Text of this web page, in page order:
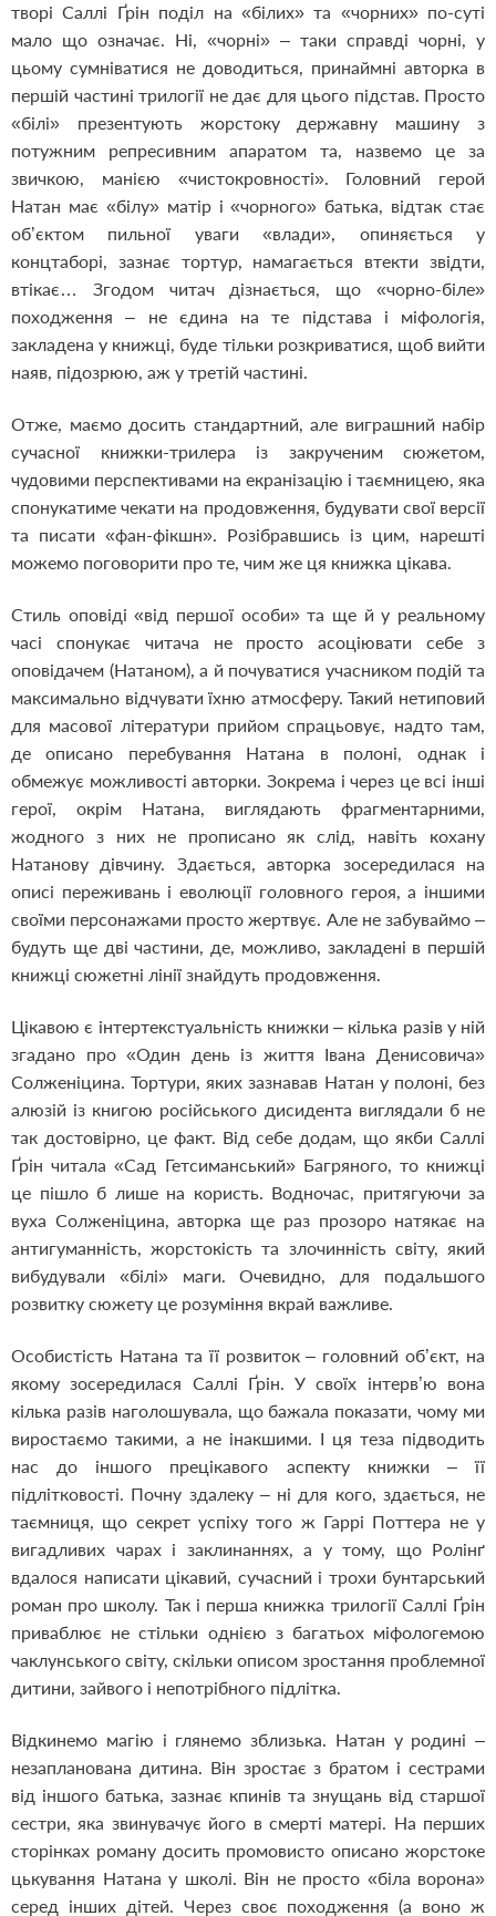
творі Саллі Ґрін поділ на «білих» та «чорних» по-суті
мало що означає. Ні, «чорні» – таки справді чорні, у
цьому сумніватися не доводиться, принаймні авторка в
першій частині трилогії не дає для цього підстав. Просто
«білі» презентують жорстоку державну машину з
потужним репресивним апаратом та, назвемо це за
звичкою, манією «чистокровності». Головний герой
Натан має «білу» матір і «чорного» батька, відтак стає
об’єктом пильної уваги «влади», опиняється у
концтаборі, зазнає тортур, намагається втекти звідти,
втікає… Згодом читач дізнається, що «чорно-біле»
походження – не єдина на те підстава і міфологія,
закладена у книжці, буде тільки розкриватися, щоб вийти
наяв, підозрюю, аж у третій частині.
Отже, маємо досить стандартний, але виграшний набір
сучасної книжки-трилера із закрученим сюжетом,
чудовими перспективами на екранізацію і таємницею, яка
спонукатиме чекати на продовження, будувати свої версії
та писати «фан-фікшн». Розібравшись із цим, нарешті
можемо поговорити про те, чим же ця книжка цікава.
Стиль оповіді «від першої особи» та ще й у реальному
часі спонукає читача не просто асоціювати себе з
оповідачем (Натаном), а й почуватися учасником подій та
максимально відчувати їхню атмосферу. Такий нетиповий
для масової літератури прийом спрацьовує, надто там,
де описано перебування Натана в полоні, однак і
обмежує можливості авторки. Зокрема і через це всі інші
герої, окрім Натана, виглядають фрагментарними,
жодного з них не прописано як слід, навіть кохану
Натанову дівчину. Здається, авторка зосередилася на
описі переживань і еволюції головного героя, а іншими
своїми персонажами просто жертвує. Але не забуваймо –
будуть ще дві частини, де, можливо, закладені в першій
книжці сюжетні лінії знайдуть продовження.
Цікавою є інтертекстуальність книжки – кілька разів у ній
згадано про «Один день із життя Івана Денисовича»
Солженіцина. Тортури, яких зазнавав Натан у полоні, без
алюзій із книгою російського дисидента виглядали б не
так достовірно, це факт. Від себе додам, що якби Саллі
Ґрін читала «Сад Гетсиманський» Багряного, то книжці
це пішло б лише на користь. Водночас, притягуючи за
вуха Солженіцина, авторка ще раз прозоро натякає на
антигуманність, жорстокість та злочинність світу, який
вибудували «білі» маги. Очевидно, для подальшого
розвитку сюжету це розуміння вкрай важливе.
Особистість Натана та її розвиток – головний об’єкт, на
якому зосередилася Саллі Ґрін. У своїх інтерв’ю вона
кілька разів наголошувала, що бажала показати, чому ми
виростаємо такими, а не інакшими. І ця теза підводить
нас до іншого прецікавого аспекту книжки – її
підлітковості. Почну здалеку – ні для кого, здається, не
таємниця, що секрет успіху того ж Гаррі Поттера не у
вигадливих чарах і заклинаннях, а у тому, що Ролінґ
вдалося написати цікавий, сучасний і трохи бунтарський
роман про школу. Так і перша книжка трилогії Саллі Ґрін
приваблює не стільки однією з багатьох міфологемою
чаклунського світу, скільки описом зростання проблемної
дитини, зайвого і непотрібного підлітка.
Відкинемо магію і глянемо зблизька. Натан у родині –
незапланована дитина. Він зростає з братом і сестрами
від іншого батька, зазнає кпинів та знущань від старшої
сестри, яка звинувачує його в смерті матері. На перших
сторінках роману досить промовисто описано жорстоке
цькування Натана у школі. Він не просто «біла ворона»
серед інших дітей. Через своє походження (а воно ж